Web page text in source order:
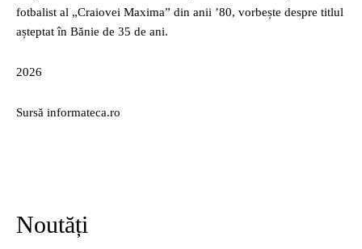
fotbalist al „Craiovei Maxima” din anii ’80, vorbește despre titlul
așteptat în Bănie de 35 de ani.
2026
Sursă informateca.ro
Noutăți